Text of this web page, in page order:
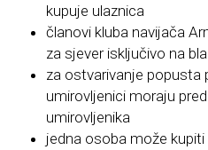
kupuje ulaznica
članovi kluba navijača
za sjever isključivo na
za ostvarivanje popusta
umirovljenici moraju
umirovljenika
jedna osoba može